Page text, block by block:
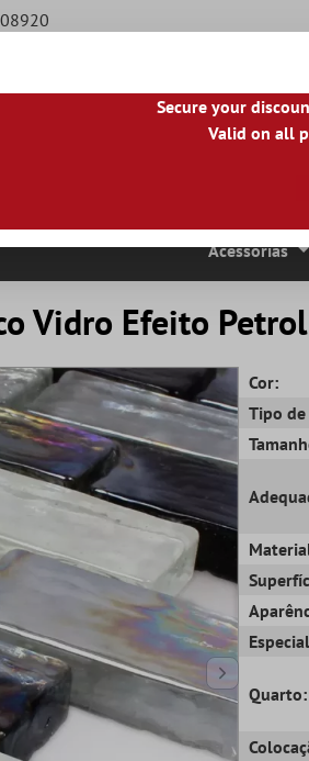
|PL|PT| FI|
Ladrilhos De Pedra
Acessórias
Vidro Efeito
Cor:
Tipo
Quarto:
Secure your
Valid on all